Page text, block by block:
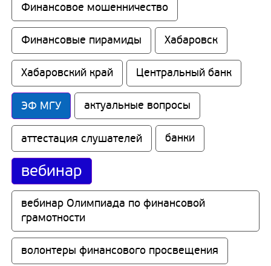
Финансовое мошенничество
Финансовые пирамиды Хабаровск
Хабаровский край Центральный банк
ЭФ МГУ актуальные вопросы
аттестация слушателей банки
вебинар
вебинар Олимпиада по финансовой
грамотности
волонтеры финансового просвещения